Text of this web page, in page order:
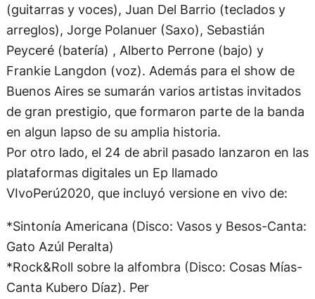
(guitarras y voces), Juan Del Barrio (teclados y
arreglos), Jorge Polanuer (Saxo), Sebastián
Peyceré (batería) , Alberto Perrone (bajo) y
Frankie Langdon (voz). Además para el show de
Buenos Aires se sumarán varios artistas invitados
de gran prestigio, que formaron parte de la banda
en algun lapso de su amplia historia.
Por otro lado, el 24 de abril pasado lanzaron en las
plataformas digitales un Ep llamado
VIvoPerú2020, que incluyó versione en vivo de:
*Sintonía Americana (Disco: Vasos y Besos-Canta:
Gato Azúl Peralta)
*Rock&Roll sobre la alfombra (Disco: Cosas Mías-
Canta Kubero Díaz). Per